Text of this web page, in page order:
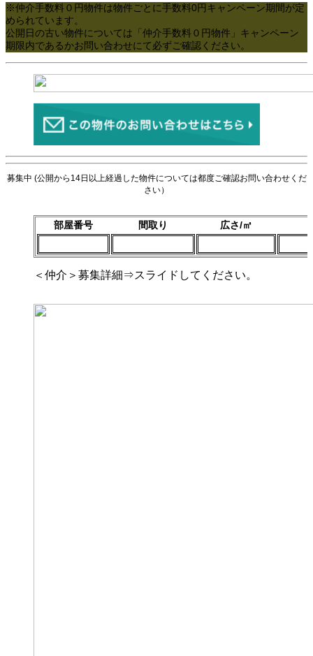
※仲介手数料０円物件は物件ごとに手数料0円キャンペーン期間が定
められています。
公開日の古い物件については「仲介手数料０円物件」キャンペーン
期限内であるかお問い合わせにて必ずご確認ください。
募集中 (公開から14日以上経過した物件については都度ご確認お問い合わせくだ
さい）
部屋番号 間取り 広さ/㎡
＜仲介＞募集詳細⇒スライドしてください。